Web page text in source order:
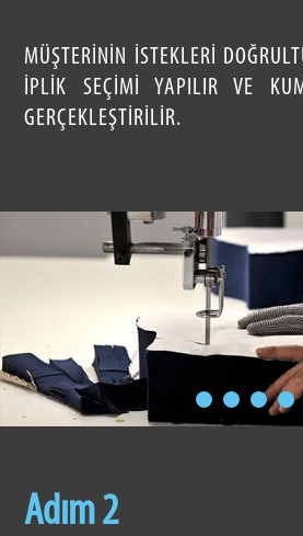
MÜŞTERININ ISTEKLERI
IPLIK SEÇIMI YAPILIR VE
GERÇEKLEŞTIRILIR.
Adım 2